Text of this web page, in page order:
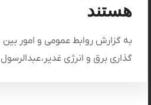
هستند
به گزارش روابط عمومی و امور
گذاری برق و انرژی غدیر،